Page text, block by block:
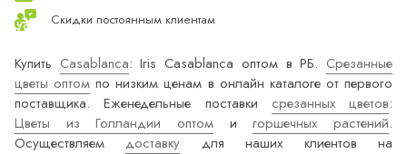
Скидки постоянным клиентам
Купить Casablanca: Iris Casablanca оптом в РБ. Срезанные
цветы оптом по низким ценам в онлайн каталоге от первого
поставщика. Еженедельные поставки срезанных цветов:
Цветы из Голландии оптом игоршечных растений.
Осуществляемдоставку для наших клиентов на